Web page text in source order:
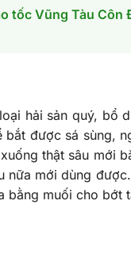
tốc Vũng Tàu Côn
hải sản quý, bổ
được sá sùng,
thật sâu mới
nữa mới dùng
bằng muối cho bớt